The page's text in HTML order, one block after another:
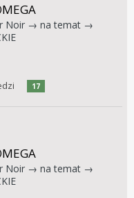
Noir → na temat →
17
Noir → na temat →